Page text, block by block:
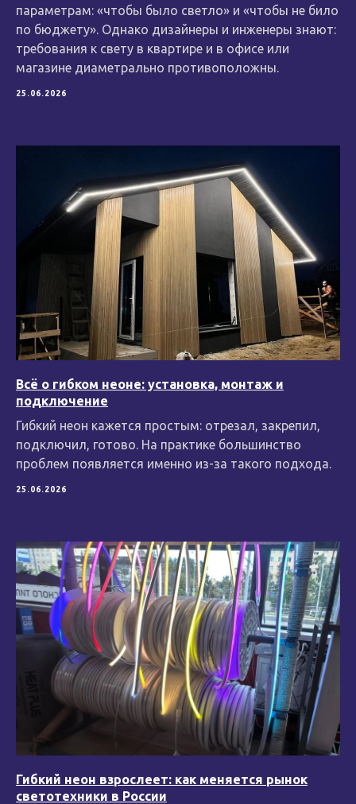
параметрам: «чтобы было светло» и «чтобы не било
по бюджету». Однако дизайнеры и инженеры знают:
требования к свету в квартире и в офисе или
магазине диаметрально противоположны.
25.06.2026
Всё о гибком неоне: установка, монтаж и
подключение
Гибкий неон кажется простым: отрезал, закрепил,
подключил, готово. На практике большинство
проблем появляется именно из-за такого подхода.
25.06.2026
Гибкий неон взрослеет: как меняется рынок
светотехники в России
ООО "ЭНЕРГОСБЕРЕЖЕНИЕ"
ИНН 7816593118
Сб - Вс: выходной день
© 2026 Pjneon
Политика конфиденциальности
PJNEON